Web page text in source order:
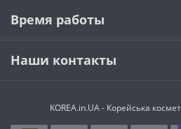
Время работы
Наши контакты
KOREA.in.UA - Корейська